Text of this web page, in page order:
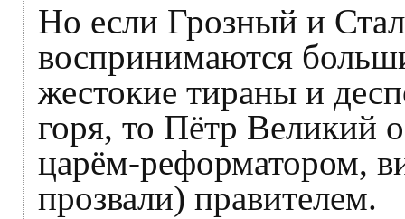
Но если Грозный и
воспринимаются
жестокие тираны и
горя, то Пётр Великий
царём-реформатором,
прозвали) правителем.